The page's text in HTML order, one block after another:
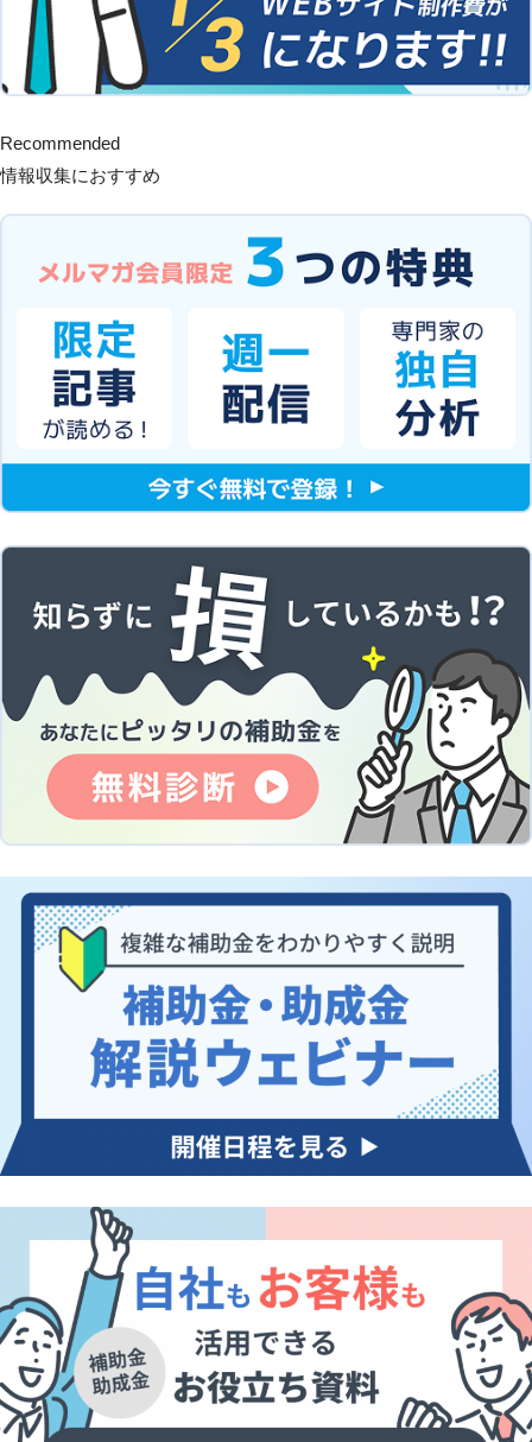
Recommended
情報収集におすすめ